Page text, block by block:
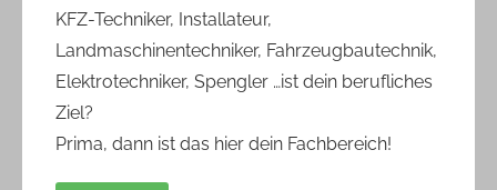
KFZ-Techniker, Installateur,
Landmaschinentechniker, Fahrzeugbautechnik,
Elektrotechniker, Spengler …ist dein berufliches
Ziel?
Prima, dann ist das hier dein Fachbereich!